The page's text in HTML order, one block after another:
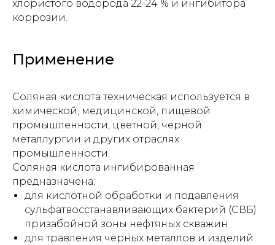
хлористого водорода 22-24 % и ингибитора
коррозии.
Применение
Соляная кислота техническая используется в
химической, медицинской, пищевой
промышленности, цветной, черной
металлургии и других отраслях
промышленности.
Соляная кислота ингибированная
предназначена:
для кислотной обработки и подавления
сульфатвосстанавливающих бактерий (СВБ)
призабойной зоны нефтяных скважин
для травления черных металлов и изделий